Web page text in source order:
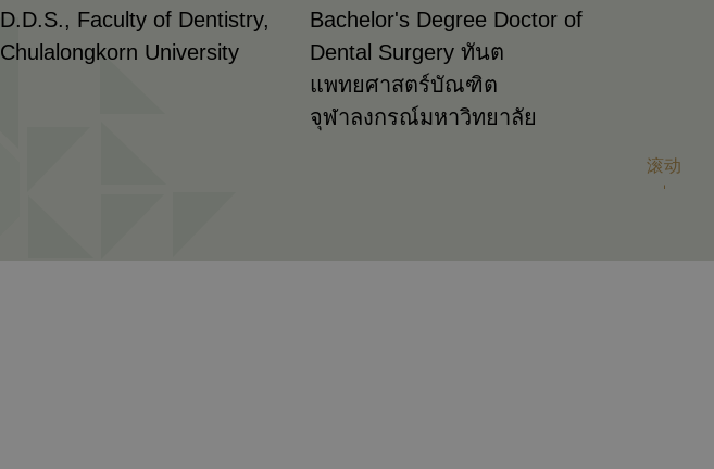
D.D.S., Faculty of Dentistry,
Chulalongkorn University
Bachelor's Degree Doctor of
Dental Surgery ทันต
แพทยศาสตร์บัณฑิต
จุฬาลงกรณ์มหาวิทยาลัย
滚动